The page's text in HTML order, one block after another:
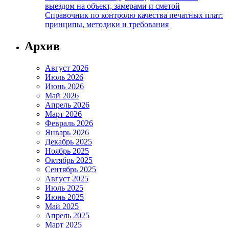
выездом на объект, замерами и сметой
Справочник по контролю качества печатных плат:
принципы, методики и требования
Архив
Август 2026
Июль 2026
Июнь 2026
Май 2026
Апрель 2026
Март 2026
Февраль 2026
Январь 2026
Декабрь 2025
Ноябрь 2025
Октябрь 2025
Сентябрь 2025
Август 2025
Июль 2025
Июнь 2025
Май 2025
Апрель 2025
Март 2025